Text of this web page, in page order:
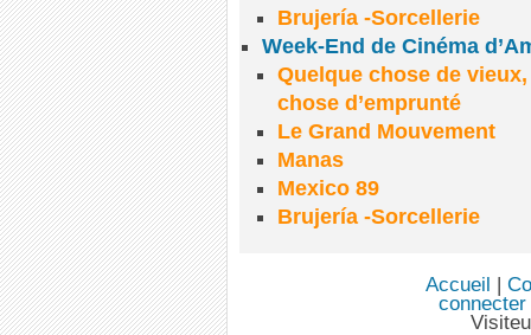
Brujería -Sorcellerie
Week-End de Cinéma
Quelque chose de
chose d’emprunté
Le Grand Mouvement
Manas
Mexico 89
Brujería -Sorcellerie
Accueil |
connecter